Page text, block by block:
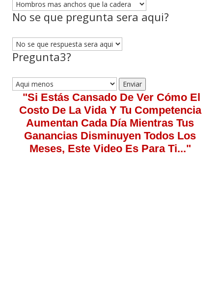
No se que pregunta sera aqui?
Pregunta3?
"Si Estás Cansado De Ver Cómo El
Costo De La Vida Y Tu Competencia
Aumentan Cada Día Mientras Tus
Ganancias Disminuyen Todos Los
Meses, Este Video Es Para Ti..."